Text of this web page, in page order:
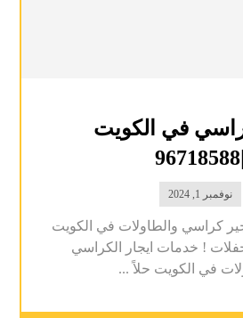
في الكويت
|96718588
نوفمبر 1, 2024
كراسي والطاولات في الكويت
! خدمات ايجار الكراسي
في الكويت حلاً ...